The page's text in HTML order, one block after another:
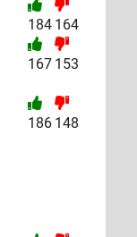
184 164
167 153
186 148